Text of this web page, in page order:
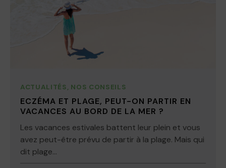
ACTUALITÉS, NOS CONSEILS
ECZÉMA ET PLAGE, PEUT-ON PARTIR EN
VACANCES AU BORD DE LA MER ?
Les vacances estivales battent leur plein et vous
avez peut-être prévu de partir à la plage. Mais qui
dit plage...